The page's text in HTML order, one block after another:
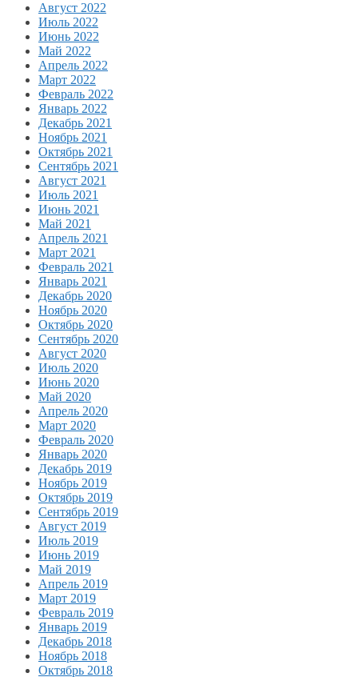
Август 2022
Июль 2022
Июнь 2022
Май 2022
Апрель 2022
Март 2022
Февраль 2022
Январь 2022
Декабрь 2021
Ноябрь 2021
Октябрь 2021
Сентябрь 2021
Август 2021
Июль 2021
Июнь 2021
Май 2021
Апрель 2021
Март 2021
Февраль 2021
Январь 2021
Декабрь 2020
Ноябрь 2020
Октябрь 2020
Сентябрь 2020
Август 2020
Июль 2020
Июнь 2020
Май 2020
Апрель 2020
Март 2020
Февраль 2020
Январь 2020
Декабрь 2019
Ноябрь 2019
Октябрь 2019
Сентябрь 2019
Август 2019
Июль 2019
Июнь 2019
Май 2019
Апрель 2019
Март 2019
Февраль 2019
Январь 2019
Декабрь 2018
Ноябрь 2018
Октябрь 2018